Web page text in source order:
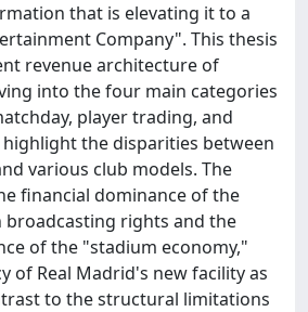
that is elevating it to a
Company". This thesis
revenue architecture of
into the four main categories
player trading, and
the disparities between
various club models. The
financial dominance of the
broadcasting rights and the
of the "stadium economy,"
of Real Madrid's new facility as
to the structural limitations